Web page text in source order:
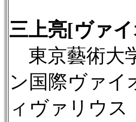
三上亮[ヴァ
東京藝術大
ン国際ヴァイ
ィヴァリウス